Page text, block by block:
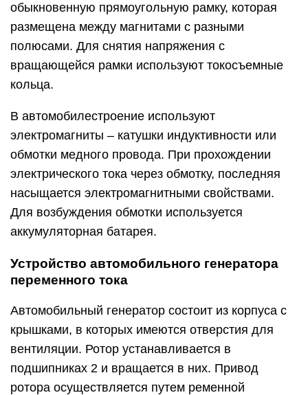
обыкновенную прямоугольную рамку, которая
размещена между магнитами с разными
полюсами. Для снятия напряжения с
вращающейся рамки используют токосъемные
кольца.
В автомобилестроение используют
электромагниты – катушки индуктивности или
обмотки медного провода. При прохождении
электрического тока через обмотку, последняя
насыщается электромагнитными свойствами.
Для возбуждения обмотки используется
аккумуляторная батарея.
Устройство автомобильного генератора
переменного тока
Автомобильный генератор состоит из корпуса с
крышками, в которых имеются отверстия для
вентиляции. Ротор устанавливается в
подшипниках 2 и вращается в них. Привод
ротора осуществляется путем ременной